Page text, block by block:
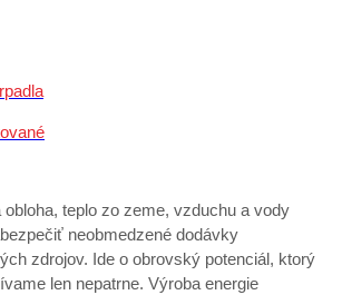
teplo zo zeme, vzduchu a vody
neobmedzené dodávky
zdrojov. Ide o obrovský potenciál, ktorý
len nepatrne. Výroba energie